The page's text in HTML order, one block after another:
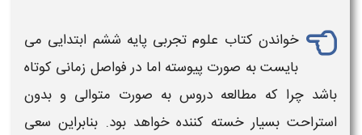
خواندنکتاب علوم تجربی ​پایه ششم ابتدایی می
بایست به صورت پیوسته اما در فواصل زمانی کوتاه
باشد چرا که مطالعه دروس به صورت متوالی و بدون
استراحت بسیار خسته کننده خواهد بود. بنابراین سعی